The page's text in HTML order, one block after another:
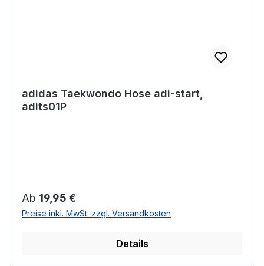
adidas Taekwondo Hose adi-start,
adits01P
Regulärer Preis:
Ab 19,95 €
Preise inkl. MwSt. zzgl. Versandkosten
Details